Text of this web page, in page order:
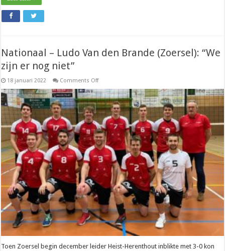
Nationaal – Ludo Van den Brande (Zoersel): “We
zijn er nog niet”
18 januari 2022 Comments Offon
–
Ludo
Van
den
Brande
(Zoersel):
“We
zijn
er
nog
niet”
Toen Zoersel begin december leider Heist-Herenthout inblikte met 3-0 kon